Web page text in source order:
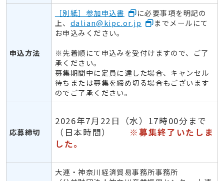
申込方法
［別紙］参加申込書
に必要事項を明記の
上、 dalian@kipc.or.jp
までメールにて
お申込みください。
※先着順にて申込みを受付けますので、ご了
承ください。
募集期間中に定員に達した場合、キャンセル
待ちまたは募集を締め切る場合もございます
のでご了承ください。
応募締切
2026年7月22日（水）17時00分まで
（日本時間） ※募集終了いたしま
した。
大連・神奈川経済貿易事務所事務所